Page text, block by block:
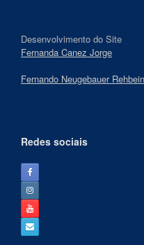
Desenvolvimento do Site
Fernanda Canez Jorge
Fernando Neugebauer
Redes sociais